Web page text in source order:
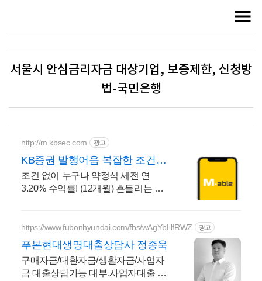
서울시 안심금리자금 대상기업, 보증제한, 신청방
법-국민은행
http://m.kbsec.com 광고
KB증권 발행어음 복잡한 조건없
이 누구나
조건 없이 누구나 약정식 세전 연
3.20% 수익률! (12개월) 흔들리는 시
https://www.fubonhyundai.com/fbs/wAgYbHfRWZ 광고
푸본현대생명대출상담사 정종욱
구매자금/대환자금/생활자금/사업자
금 대출상담가능 대부,사업자대출 대